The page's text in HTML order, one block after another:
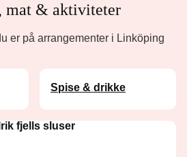
mat & aktiviteter
er på arrangementer i Linköping
Spise & drikke